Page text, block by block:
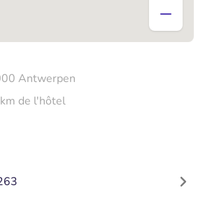
Antwerpen
de l'hôtel